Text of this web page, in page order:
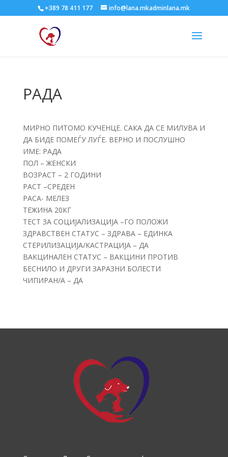
+389 78 411 177 info@lana.mkadminlana.mk
РАДА
МИРНО ПИТОМО КУЧЕНЦЕ. САКА ДА СЕ МИЛУВА И
ДА БИДЕ ПОМЕЃУ ЛУЃЕ. ВЕРНО И ПОСЛУШНО
ИМЕ: РАДА
ПОЛ – ЖЕНСКИ
ВОЗРАСТ – 2 ГОДИНИ
РАСТ –СРЕДЕН
РАСА- МЕЛЕЗ
ТЕЖИНА 20КГ
ТЕСТ ЗА СОЦИЈАЛИЗАЦИЈА –ГО ПОЛОЖИ
ЗДРАВСТВЕН СТАТУС – ЗДРАВА – ЕДИНКА
СТЕРИЛИЗАЦИЈА/КАСТРАЦИЈА – ДА
ВАКЦИНАЛЕН СТАТУС – ВАКЦИНИ ПРОТИВ
БЕСНИЛО И ДРУГИ ЗАРАЗНИ БОЛЕСТИ
ЧИПИРАН/А – ДА